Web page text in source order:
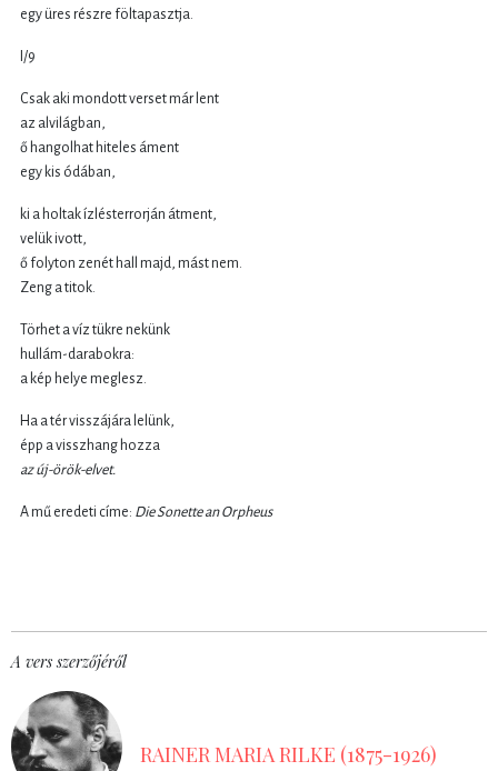
egy üres részre föltapasztja.
I/9
Csak aki mondott verset már lent
az alvilágban,
ő hangolhat hiteles áment
egy kis ódában,
ki a holtak ízlésterrorján átment,
velük ivott,
ő folyton zenét hall majd, mást nem.
Zeng a titok.
Törhet a víz tükre nekünk
hullám-darabokra:
a kép helye meglesz.
Ha a tér visszájára lelünk,
épp a visszhang hozza
az új-örök-elvet.
A mű eredeti címe: Die Sonette an Orpheus
A vers szerzőjéről
RAINER MARIA RILKE (1875-1926)